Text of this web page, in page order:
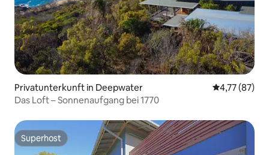
Privatunterkunft in Deepwater
4,77 (87)
Das Loft – Sonnenaufgang bei 1770
Superhost
Superhost